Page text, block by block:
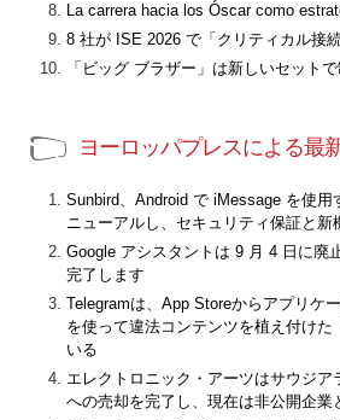
La carrera hacia los Óscar como
8 社が ISE 2026 で「クリティカル接
「ビッグ ブラザー」は新しいセット
ヨーロッパプレスによる最
Sunbird、Android で iMessage を使用
ニューアルし、セキュリティ保証と新
Google アシスタントは 9 月 4 日に廃
完了します
Telegramは、App Storeからアプリケ
を使って違法コンテンツを植え付けた
いる
エレクトロニック・アーツはサウジ
への売却を完了し、現在は非公開企業